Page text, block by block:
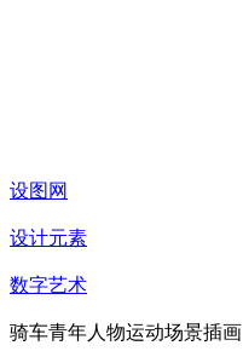
设图网
设计元素
数字艺术
骑车青年人物运动场景插画